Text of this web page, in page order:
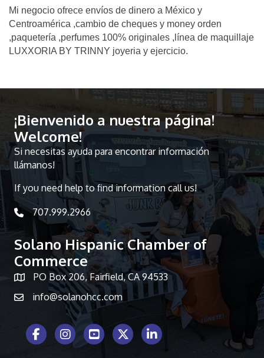
Mi negocio ofrece envíos de dinero a México y
Centroamérica ,cambio de cheques y money orden
,paquetería ,perfumes 100% originales ,línea de maquillaje
LUXXORIA BY TRINNY joyeria y ejercicio.
¡Bienvenido a nuestra página!
Welcome!
Si necesitas ayuda para encontrar información
llámanos!
If you need help to find information call us!
telephone icon
707.999.2966
Solano Hispanic Chamber of
Commerce
Map iconPO Box 206, Fairfield, CA 94533
info@solanohcc.com
Facebook Icon
Instagram icon
Youtube iconTwitter iconLinkedIn icon